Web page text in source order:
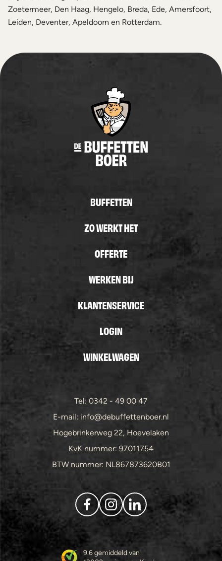
Zoetermeer, Den Haag, Hengelo, Breda, Ede, Amersfoort,
Leiden, Deventer, Apeldoorn en Rotterdam.
BUFFETTEN
ZO WERKT HET
OFFERTE
WERKEN BIJ
KLANTENSERVICE
LOGIN
WINKELWAGEN
Tel: 0342 - 49 00 47
E-mail: info@debuffettenboer.nl
Hogebrinkerweg 22, Hoevelaken
KvK nummer: 97011754
BTW nummer: NL867873620B01
9.6 gemiddeld van